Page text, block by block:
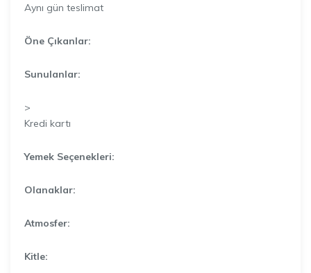
Aynı gün teslimat
Öne Çıkanlar:
Sunulanlar:
>
Kredi kartı
Yemek Seçenekleri:
Olanaklar:
Atmosfer:
Kitle: